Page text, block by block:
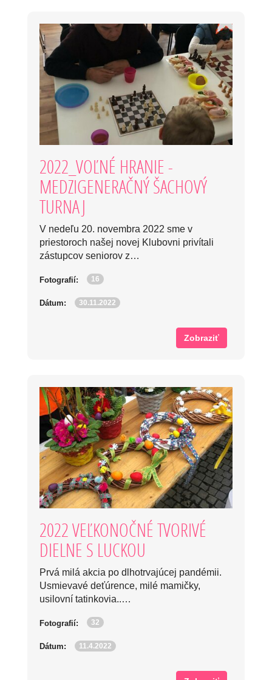
2022_VOĽNÉ HRANIE -
MEDZIGENERAČNÝ ŠACHOVÝ
TURNAJ
V nedeľu 20. novembra 2022 sme v
priestoroch našej novej Klubovni privítali
zástupcov seniorov z…
Fotografií: 16
Dátum: 30.11.2022
Zobraziť
2022 VEĽKONOČNÉ TVORIVÉ
DIELNE S LUCKOU
Prvá milá akcia po dlhotrvajúcej pandémii.
Usmievavé deťúrence, milé mamičky,
usilovní tatinkovia..…
Fotografií: 32
Dátum: 11.4.2022